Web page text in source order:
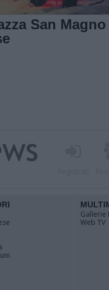
San Magno
Gallerie
Web TV